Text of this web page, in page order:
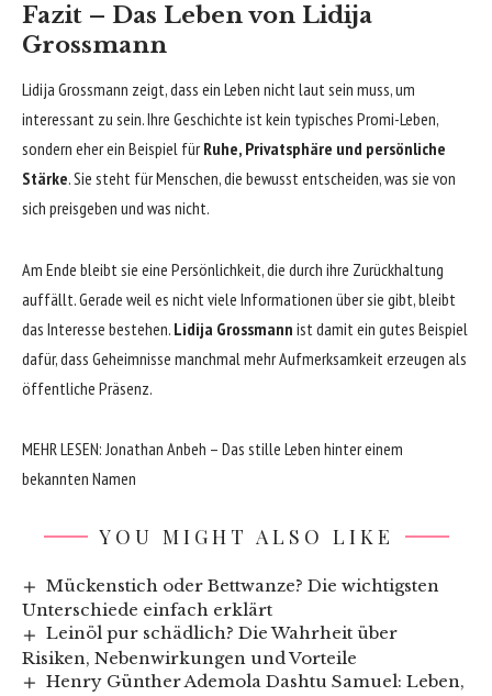
Fazit – Das Leben von Lidija
Grossmann
Lidija Grossmann zeigt, dass ein Leben nicht laut sein muss, um
interessant zu sein. Ihre Geschichte ist kein typisches Promi-Leben,
sondern eher ein Beispiel fürRuhe, Privatsphäre und persönliche
Stärke. Sie steht für Menschen, die bewusst entscheiden, was sie von
sich preisgeben und was nicht.
Am Ende bleibt sie eine Persönlichkeit, die durch ihre Zurückhaltung
auffällt. Gerade weil es nicht viele Informationen über sie gibt, bleibt
das Interesse bestehen. Lidija Grossmann ist damit ein gutes Beispiel
dafür, dass Geheimnisse manchmal mehr Aufmerksamkeit erzeugen als
öffentliche Präsenz.
MEHR LESEN: Jonathan Anbeh – Das stille Leben hinter einem
bekannten Namen
YOU MIGHT ALSO LIKE
Mückenstich oder Bettwanze? Die wichtigsten
Unterschiede einfach erklärt
Leinöl pur schädlich? Die Wahrheit über
Risiken, Nebenwirkungen und Vorteile
Henry Günther Ademola Dashtu Samuel: Leben,